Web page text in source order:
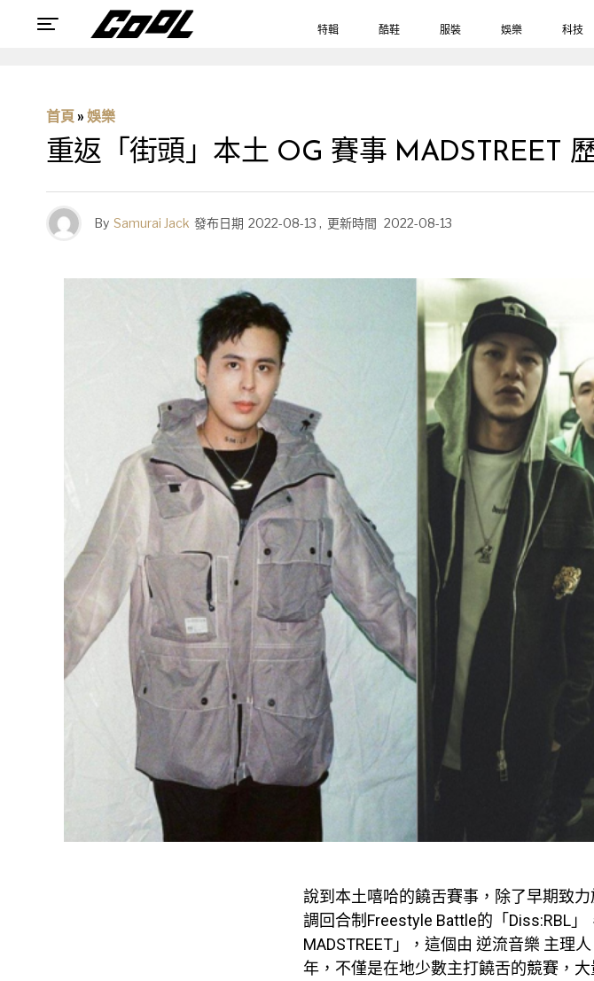
特輯 酷鞋 服裝 娛樂 科技
首頁 » 娛樂
重返「街頭」本土 OG 賽事 MADSTREET
By Samurai Jack 發布日期 2022-08-13 , 更新時間 2022-08-13
說到本土嘻哈的饒舌賽事，除了早期致
調回合制Freestyle Battle的「Diss:RBL
MADSTREET」，這個由 逆流音樂 主理
年，不僅是在地少數主打饒舌的競賽，